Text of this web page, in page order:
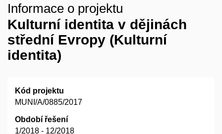
Informace o projektu
Kulturní identita v dějinách
střední Evropy (Kulturní
identita)
Kód projektu
MUNI/A/0885/2017
Období řešení
1/2018 - 12/2018